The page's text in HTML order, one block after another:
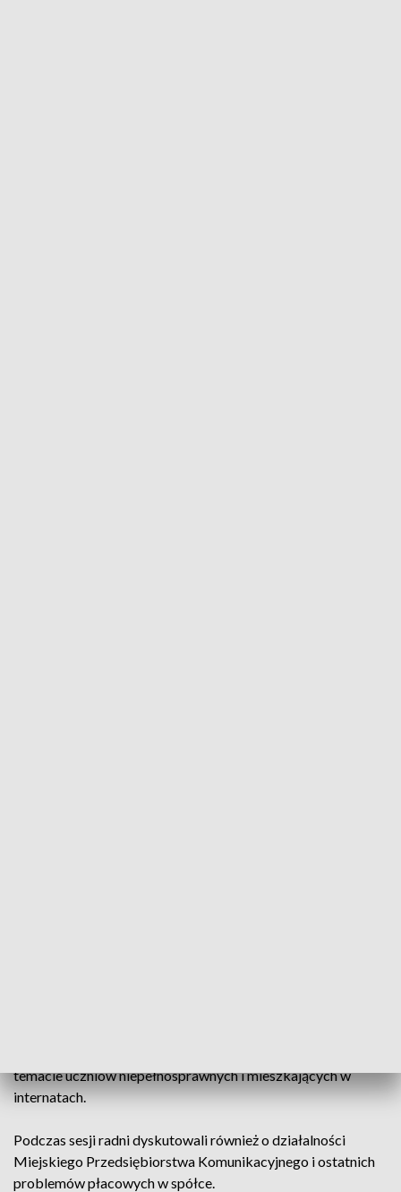
temacie uczniów niepełnosprawnych i mieszkających w
internatach.
Podczas sesji radni dyskutowali również o działalności
Miejskiego Przedsiębiorstwa Komunikacyjnego i ostatnich
problemów płacowych w spółce.